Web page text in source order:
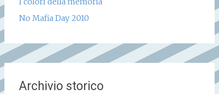
No Mafia Day 2010
Archivio storico